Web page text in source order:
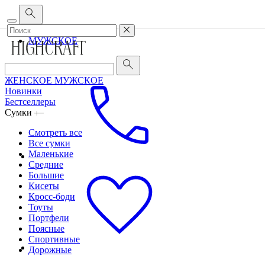
Корпоративным клиентам
ЖЕНСКОЕ
МУЖСКОЕ
ЖЕНСКОЕ МУЖСКОЕ
Новинки
Бестселлеры
Сумки
Смотреть все
Все сумки
Маленькие
Средние
Большие
Кисеты
Кросс-боди
Тоуты
Портфели
Поясные
Спортивные
Дорожные